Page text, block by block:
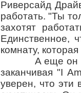
Риверсайд
работать. "Ты
захотят
Единственное,
комнату,
А еще он
заканчивая "I
уверен, что эти